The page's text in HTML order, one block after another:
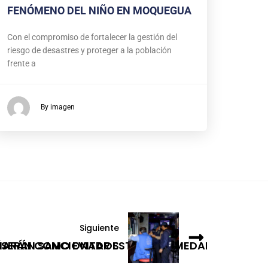
FENÓMENO DEL NIÑO EN MOQUEGUA
Con el compromiso de fortalecer la gestión del
riesgo de desastres y proteger a la población
frente a
By imagen
COMO EVITAR ESTA ENFERMEDAD
Siguiente
SANCIONADOS